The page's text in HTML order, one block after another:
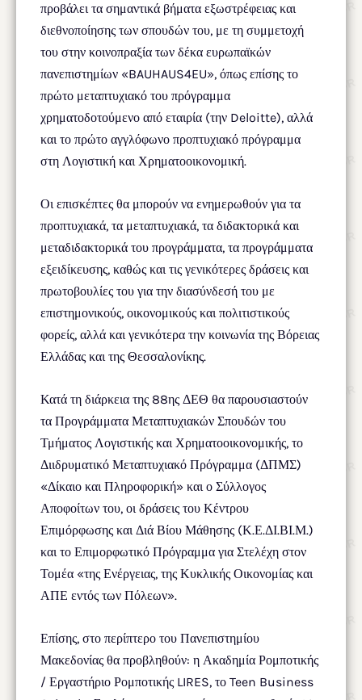
προβάλει τα σημαντικά βήματα εξωστρέφειας και
διεθνοποίησης των σπουδών του, με τη συμμετοχή
του στην κοινοπραξία των δέκα ευρωπαϊκών
πανεπιστημίων «BAUHAUS4EU», όπως επίσης το
πρώτο μεταπτυχιακό του πρόγραμμα
χρηματοδοτούμενο από εταιρία (την Deloitte), αλλά
και το πρώτο αγγλόφωνο προπτυχιακό πρόγραμμα
στη Λογιστική και Χρηματοοικονομική.
Οι επισκέπτες θα μπορούν να ενημερωθούν για τα
προπτυχιακά, τα μεταπτυχιακά, τα διδακτορικά και
μεταδιδακτορικά του προγράμματα, τα προγράμματα
εξειδίκευσης, καθώς και τις γενικότερες δράσεις και
πρωτοβουλίες του για την διασύνδεσή του με
επιστημονικούς, οικονομικούς και πολιτιστικούς
φορείς, αλλά και γενικότερα την κοινωνία της Βόρειας
Ελλάδας και της Θεσσαλονίκης.
Κατά τη διάρκεια της 88ης ΔΕΘ θα παρουσιαστούν
τα Προγράμματα Μεταπτυχιακών Σπουδών του
Τμήματος Λογιστικής και Χρηματοοικονομικής, το
Διιδρυματικό Μεταπτυχιακό Πρόγραμμα (ΔΠΜΣ)
«Δίκαιο και Πληροφορική» και ο Σύλλογος
Αποφοίτων του, οι δράσεις του Κέντρου
Επιμόρφωσης και Διά Βίου Μάθησης (Κ.Ε.ΔΙ.ΒΙ.Μ.)
και το Επιμορφωτικό Πρόγραμμα για Στελέχη στον
Τομέα «της Ενέργειας, της Κυκλικής Οικονομίας και
ΑΠΕ εντός των Πόλεων».
Επίσης, στο περίπτερο του Πανεπιστημίου
Μακεδονίας θα προβληθούν: η Ακαδημία Ρομποτικής
/ Εργαστήριο Ρομποτικής LIRES, το Teen Business